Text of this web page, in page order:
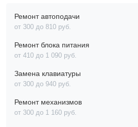
Ремонт автоподачи
от 300 до 810 pyб.
Ремонт блока питания
от 410 до 1 090 pyб.
Замена клавиатуры
от 300 до 940 pyб.
Ремонт механизмов
от 300 до 1 160 pyб.